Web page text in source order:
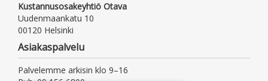
Kustannusosakeyhtiö Otava
Uudenmaankatu 10
00120 Helsinki
Asiakaspalvelu
Palvelemme arkisin klo 9–16